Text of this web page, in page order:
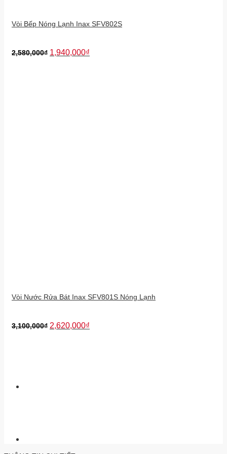
Vòi Bếp Nóng Lạnh Inax SFV802S
2,580,000₫ 1,940,000₫
Vòi Nước Rửa Bát Inax SFV801S Nóng Lạnh
3,100,000₫ 2,620,000₫